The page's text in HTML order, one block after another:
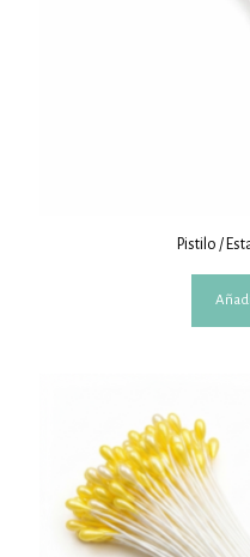
Pistilo /